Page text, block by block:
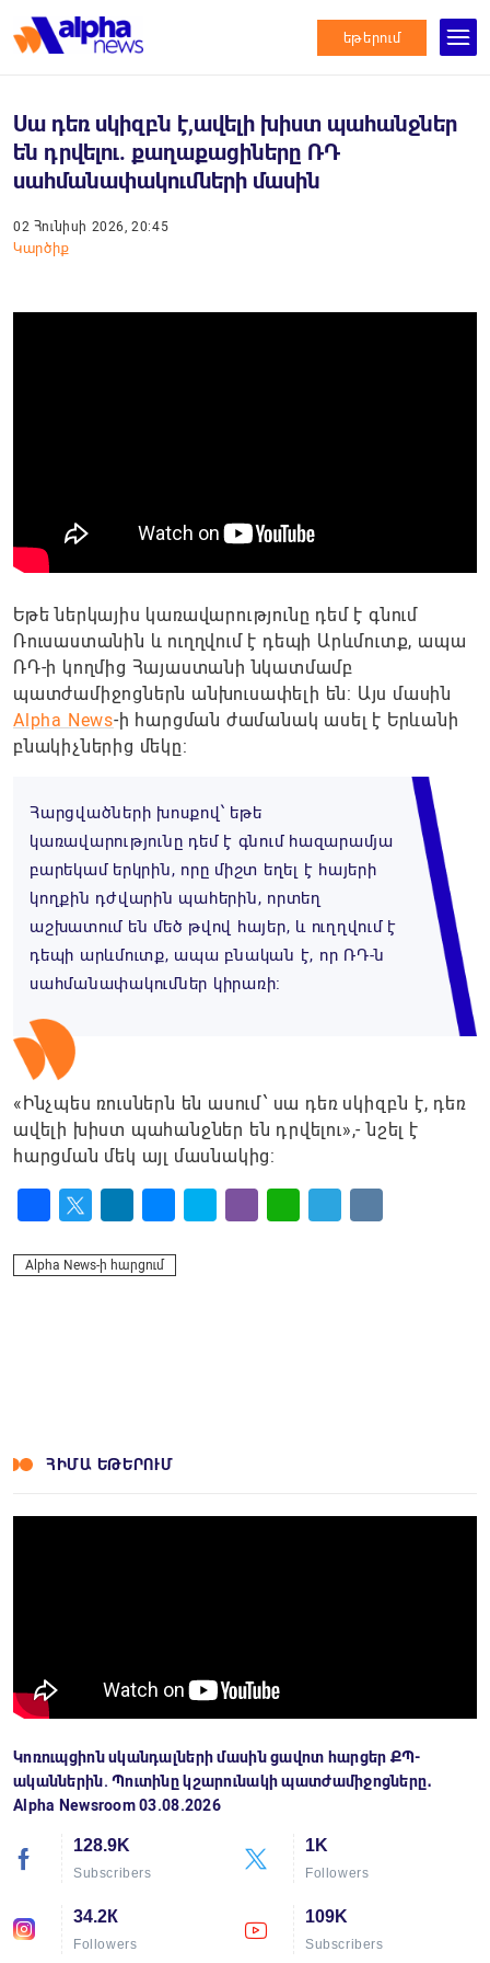
եթերում
Սա դեռ սկիզբն է,ավելի խիստ պահանջներ
են դրվելու. քաղաքացիները ՌԴ
սահմանափակումների մասին
02 Հունիսի 2026, 20:45
Կարծիք
Եթե ներկայիս կառավարությունը դեմ է գնում
Ռուսաստանին և ուղղվում է դեպի Արևմուտք, ապա
ՌԴ-ի կողմից Հայաստանի նկատմամբ
պատժամիջոցներն անխուսափելի են: Այս մասին
Alpha News-ի հարցման ժամանակ ասել է Երևանի
բնակիչներից մեկը:
Հարցվածների խոսքով՝ եթե
կառավարությունը դեմ է գնում հազարամյա
բարեկամ երկրին, որը միշտ եղել է հայերի
կողքին դժվարին պահերին, որտեղ
աշխատում են մեծ թվով հայեր, և ուղղվում է
դեպի արևմուտք, ապա բնական է, որ ՌԴ-ն
սահմանափակումներ կիրառի։
«Ինչպես ռուսներն են ասում՝ սա դեռ սկիզբն է, դեռ
ավելի խիստ պահանջներ են դրվելու»,- նշել է
հարցման մեկ այլ մասնակից:
Alpha News-ի հարցում
ՀԻՄԱ ԵԹԵՐՈՒՄ
Կոռուպցիոն սկանդալների մասին ցավոտ հարցեր ՔՊ-
ականներին. Պուտինը կշարունակի պատժամիջոցները․
Alpha Newsroom 03.08.2026
128.9K
Subscribers
1K
Followers
34.2К
Followers
109K
Subscribers